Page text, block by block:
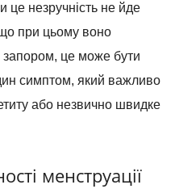
це незручність не йде
при цьому воно
запором, це може бути
симптом, який важливо
або незвично швидке
менструації